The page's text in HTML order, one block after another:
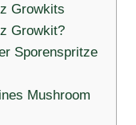
Growkits
Growkit?
Sporenspritze
Mushroom